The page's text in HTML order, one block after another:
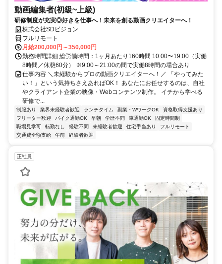
動画編集者(初級~上級)
研修制度が充実◎好きを仕事へ！未来を創る動画クリエイターへ！
株式会社SDビジョン
フルリモート
月給200,000円～350,000円
勤務時間詳細 総労働時間：1ヶ月あたり160時間 10:00〜19:00（実働
8時間／休憩60分） ※9:00～21:00の間で実働8時間の場合あり
仕事内容 ＼未経験からプロの動画クリエイターへ！／ 「やってみた
い！」という気持ちさえあればOK！ あなたにお任せするのは、自社
やクライアント企業の映像・Webコンテンツ制作。 イチから学べる
研修で...
制服あり 業界未経験者歓迎 ランチタイム 副業・WワークOK
資格取得支援あり
フリーター歓迎
バイク通勤OK 早朝 学歴不問 車通勤OK
固定時間制
職場見学可
転勤なし 経験不問 未経験者歓迎 住宅手当あり
フルリモート
交通費全額支給
午前 経験者歓迎
正社員